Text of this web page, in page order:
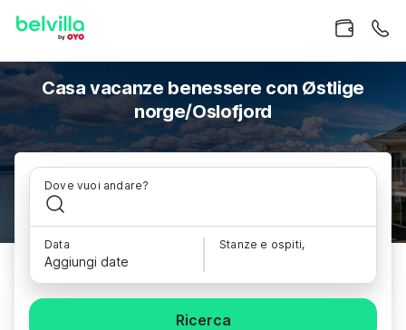
Casa vacanze benessere con Østlige
norge/Oslofjord
Dove vuoi andare?
Data
Aggiungi date
Stanze e ospiti,
Ricerca